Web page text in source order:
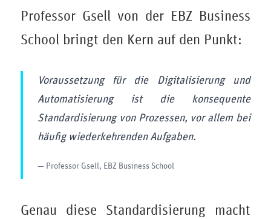
Professor Gsell von der EBZ Business
School bringt den Kern auf den Punkt:
Voraussetzung für die Digitalisierung und
Automatisierung ist die konsequente
Standardisierung von Prozessen, vor allem bei
häufig wiederkehrenden Aufgaben.
— Professor Gsell, EBZ Business School
Genau diese Standardisierung macht